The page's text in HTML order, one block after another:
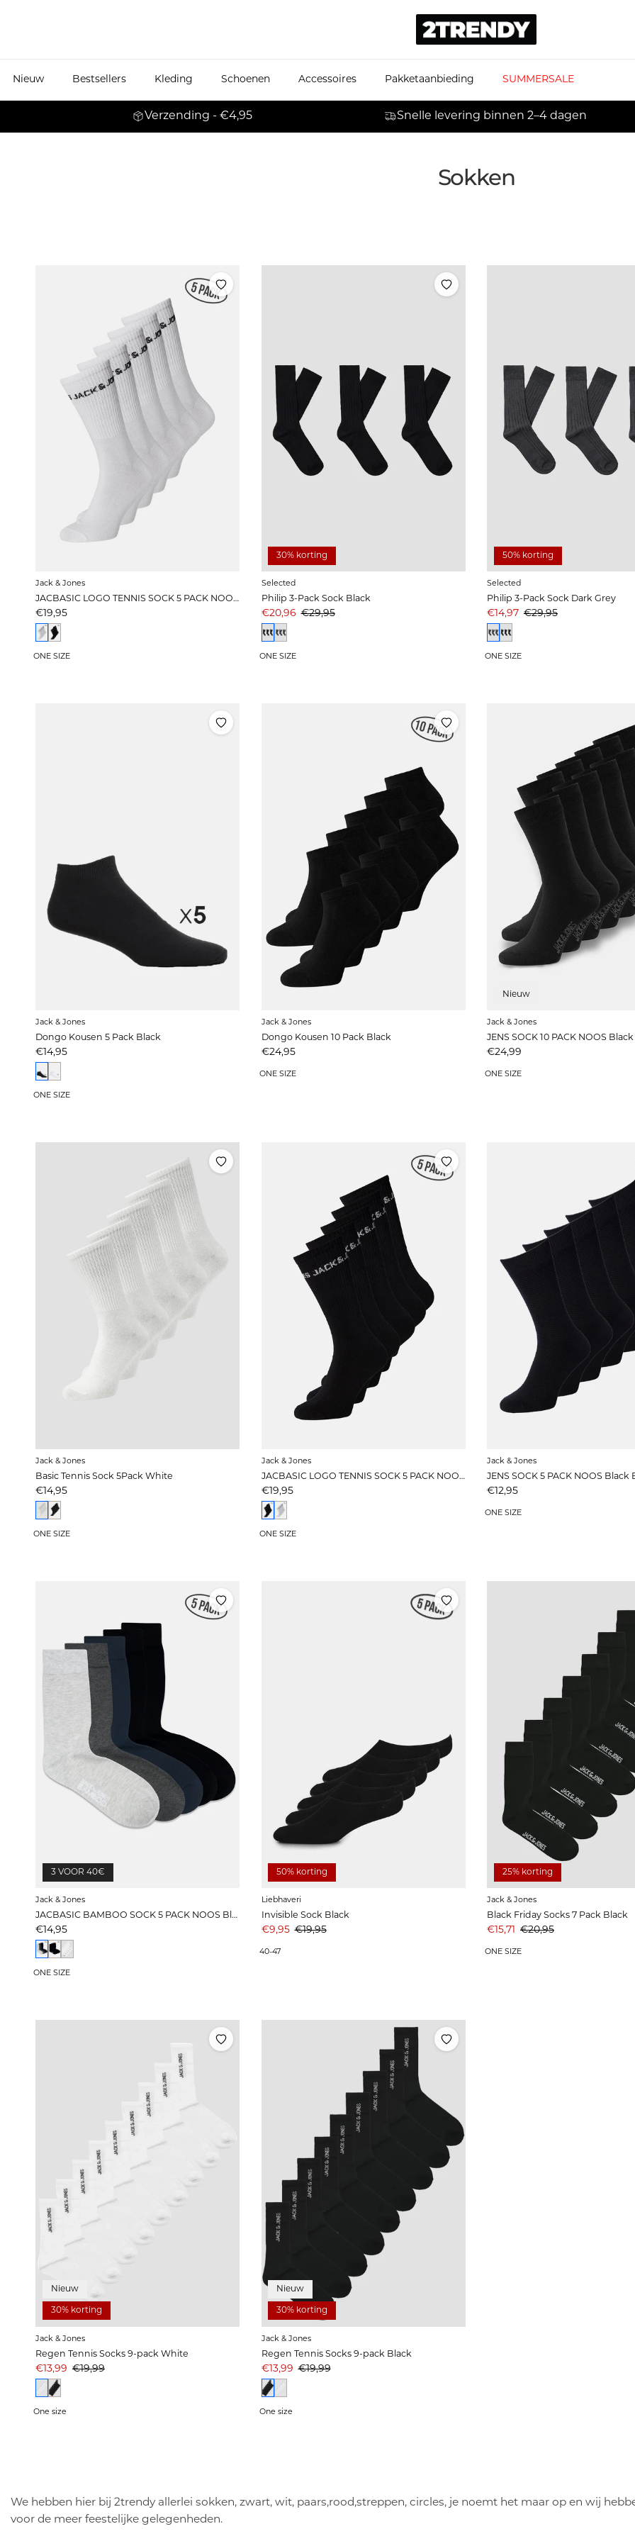
Nieuw Bestsellers Kleding Schoenen Accessoires Pakketaanbieding SUMMERSALE
Verzending - €4,95 Snelle levering binnen 2–4 dagen
Sokken
Jack & Jones
JACBASIC LOGO TENNIS SOCK 5 PACK NOOS White
Prijs
€19,95
ONE SIZE
30% korting
Selected
Philip 3-Pack Sock Black
Aanbiedingsprijs
€20,96 Prijs
€29,95
ONE SIZE
50% korting
Selected
Philip 3-Pack Sock Dark Grey
Aanbiedingsprijs
€14,97 Prijs
€29,95
ONE SIZE
Jack & Jones
Dongo Kousen 5 Pack Black
Prijs
€14,95
ONE SIZE
Jack & Jones
Dongo Kousen 10 Pack Black
Prijs
€24,95
ONE SIZE
Nieuw
Jack & Jones
JENS SOCK 10 PACK NOOS Black
Prijs
€24,99
ONE SIZE
Jack & Jones
Basic Tennis Sock 5Pack White
Prijs
€14,95
ONE SIZE
Jack & Jones
JACBASIC LOGO TENNIS SOCK 5 PACK NOOS Black
Prijs
€19,95
ONE SIZE
Jack & Jones
Prijs
€12,95
ONE SIZE
3 VOOR 40€
Jack & Jones
JACBASIC BAMBOO SOCK 5 PACK NOOS Black Black Navy blazer Dark grey melange Light
Prijs
€14,95
ONE SIZE
50% korting
Liebhaveri
Invisible Sock Black
Aanbiedingsprijs
€9,95 Prijs
€19,95
40-47
25% korting
Jack & Jones
Black Friday Socks 7 Pack Black
Aanbiedingsprijs
€15,71 Prijs
€20,95
ONE SIZE
Nieuw
30% korting
Jack & Jones
Regen Tennis Socks 9-pack White
Aanbiedingsprijs
€13,99 Prijs
€19,99
One size
Nieuw
30% korting
Jack & Jones
Regen Tennis Socks 9-pack Black
Aanbiedingsprijs
€13,99 Prijs
€19,99
One size
We hebben hier bij 2trendy allerlei sokken, zwart, wit, paars,rood,streppen, circles, je noemt het maar op en wij
voor de meer feestelijke gelegenheden.